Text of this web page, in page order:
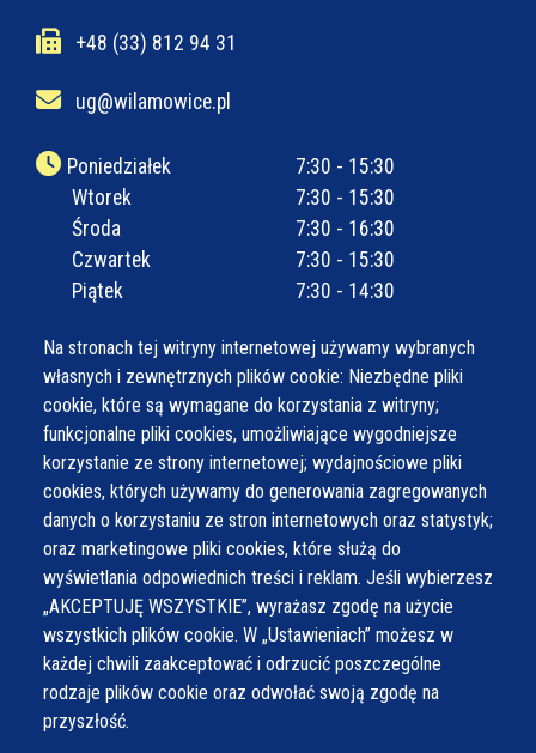
Na stronach tej witryny internetowej używamy wybranych
własnych i zewnętrznych plików cookie: Niezbędne pliki
cookie, które są wymagane do korzystania z witryny;
funkcjonalne pliki cookies, umożliwiające wygodniejsze
korzystanie ze strony internetowej; wydajnościowe pliki
cookies, których używamy do generowania zagregowanych
danych o korzystaniu ze stron internetowych oraz statystyk;
oraz marketingowe pliki cookies, które służą do
wyświetlania odpowiednich treści i reklam. Jeśli wybierzesz
„AKCEPTUJĘ WSZYSTKIE”, wyrażasz zgodę na użycie
wszystkich plików cookie. W „Ustawieniach” możesz w
każdej chwili zaakceptować i odrzucić poszczególne
rodzaje plików cookie oraz odwołać swoją zgodę na
przyszłość.
+48 (33) 812 94 31
ug@wilamowice.pl
Poniedziałek
7:30 - 15:30
Wtorek
7:30 - 15:30
Środa
7:30 - 16:30
Czwartek
7:30 - 15:30
Piątek
7:30 - 14:30